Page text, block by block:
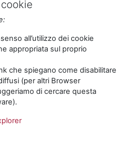
all’utilizzo dei cookie
appropriata sul proprio
che spiegano come disabilitare
(per altri Browser
di cercare questa